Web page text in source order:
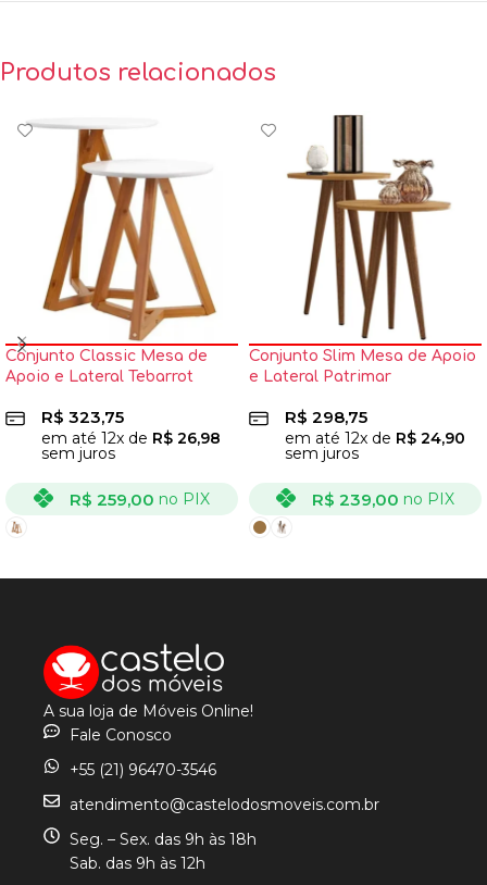
Produtos relacionados
Conjunto Classic Mesa de
Apoio e Lateral Tebarrot
R$ 323,75
em até 12x de R$ 26,98
sem juros
R$ 259,00 no PIX
Conjunto Slim Mesa de Apoio
e Lateral Patrimar
R$ 298,75
em até 12x de R$ 24,90
sem juros
R$ 239,00 no PIX
A sua loja de Móveis Online!
Fale Conosco
+55 (21) 96470-3546
atendimento@castelodosmoveis.com.br
Seg. – Sex. das 9h às 18h
Sab. das 9h às 12h